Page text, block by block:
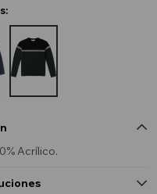
Acrílico.